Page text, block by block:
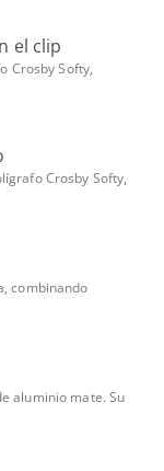
el clip
Crosby Softy,
Crosby Softy,
combinando
aluminio mate. Su